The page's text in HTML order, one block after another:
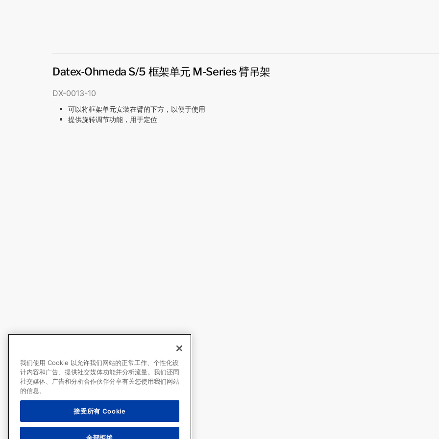
Datex-Ohmeda S/5 框架单元 M-Series 臂吊架
DX-0013-10
可以将框架单元安装在臂的下方，以便于使用
提供旋转调节功能，用于定位
我们使用 Cookie 以允许我们网站的正常工作、个性化设
计内容和广告、提供社交媒体功能并分析流量。我们还同
社交媒体、广告和分析合作伙伴分享有关您使用我们网站
的信息。
接受所有 Cookie